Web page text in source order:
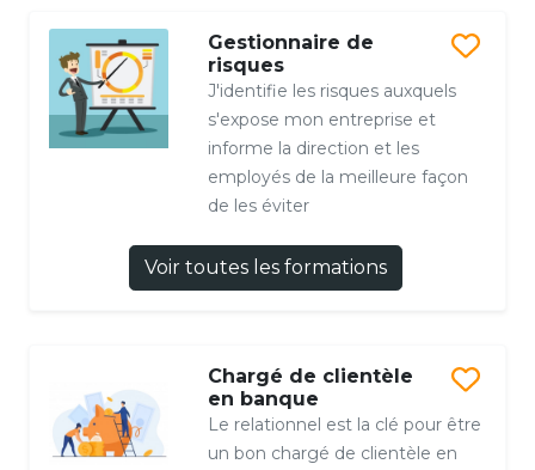
Gestionnaire de
risques
J'identifie les risques auxquels
s'expose mon entreprise et
informe la direction et les
employés de la meilleure façon
de les éviter
Voir toutes les formations
Chargé de clientèle
en banque
Le relationnel est la clé pour être
un bon chargé de clientèle en